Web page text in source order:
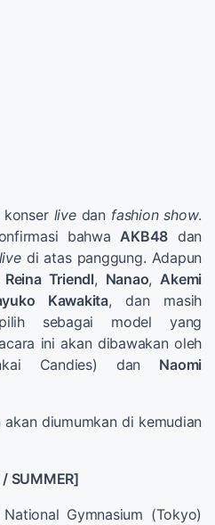
konser live dan fashion show.
bahwa AKB48 dan
live di atas panggung. Adapun
Reina Triendl, Nanao, Akemi
Kawakita,dan masih
sebagai model
yang
ini akan dibawakan oleh
Candies) dan
Naomi
akan diumumkan di kemudian
/ SUMMER]
National Gymnasium (Tokyo)